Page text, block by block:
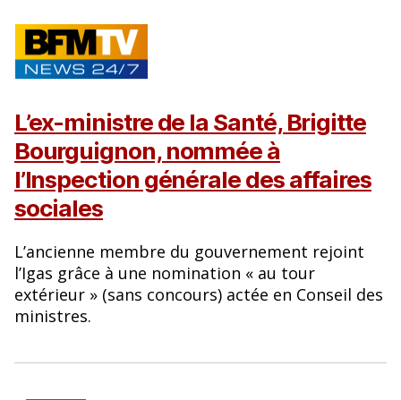
L’ex-ministre de la Santé, Brigitte
Bourguignon, nommée à
l’Inspection générale des affaires
sociales
L’ancienne membre du gouvernement rejoint
l’Igas grâce à une nomination « au tour
extérieur » (sans concours) actée en Conseil des
ministres.